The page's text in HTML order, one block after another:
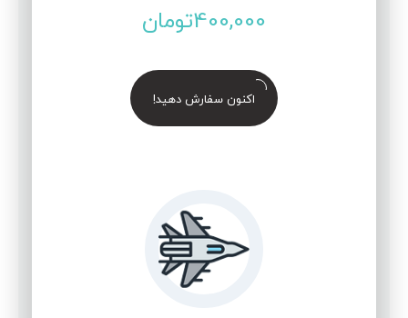
400,000تومان
اکنون سفارش دهید!